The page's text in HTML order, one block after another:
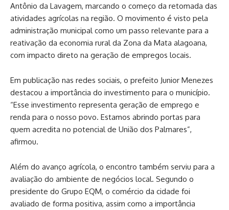
Antônio da Lavagem, marcando o começo da retomada das
atividades agrícolas na região. O movimento é visto pela
administração municipal como um passo relevante para a
reativação da economia rural da Zona da Mata alagoana,
com impacto direto na geração de empregos locais.
Em publicação nas redes sociais, o prefeito Junior Menezes
destacou a importância do investimento para o município.
“Esse investimento representa geração de emprego e
renda para o nosso povo. Estamos abrindo portas para
quem acredita no potencial de União dos Palmares”,
afirmou.
Além do avanço agrícola, o encontro também serviu para a
avaliação do ambiente de negócios local. Segundo o
presidente do Grupo EQM, o comércio da cidade foi
avaliado de forma positiva, assim como a importância